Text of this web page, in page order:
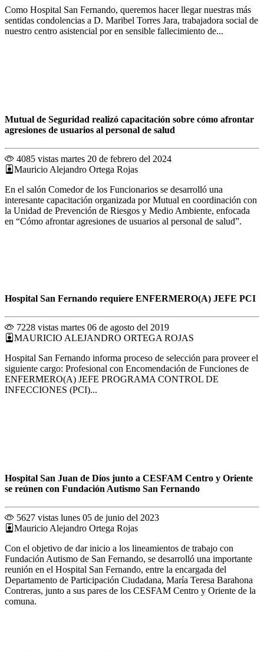
Como Hospital San Fernando, queremos hacer llegar nuestras más
sentidas condolencias a D. Maribel Torres Jara, trabajadora social de
nuestro centro asistencial por en sensible fallecimiento de...
Mutual de Seguridad realizó capacitación sobre cómo afrontar
agresiones de usuarios al personal de salud
4085 vistas martes 20 de febrero del 2024
Mauricio Alejandro Ortega Rojas
En el salón Comedor de los Funcionarios se desarrolló una
interesante capacitación organizada por Mutual en coordinación con
la Unidad de Prevención de Riesgos y Medio Ambiente, enfocada
en “Cómo afrontar agresiones de usuarios al personal de salud”.
Hospital San Fernando requiere ENFERMERO(A) JEFE PCI
7228 vistas martes 06 de agosto del 2019
MAURICIO ALEJANDRO ORTEGA ROJAS
Hospital San Fernando informa proceso de selección para proveer el
siguiente cargo: Profesional con Encomendación de Funciones de
ENFERMERO(A) JEFE PROGRAMA CONTROL DE
INFECCIONES (PCI)...
Hospital San Juan de Dios junto a CESFAM Centro y Oriente
se reúnen con Fundación Autismo San Fernando
5627 vistas lunes 05 de junio del 2023
Mauricio Alejandro Ortega Rojas
Con el objetivo de dar inicio a los lineamientos de trabajo con
Fundación Autismo de San Fernando, se desarrolló una importante
reunión en el Hospital San Fernando, entre la encargada del
Departamento de Participación Ciudadana, María Teresa Barahona
Contreras, junto a sus pares de los CESFAM Centro y Oriente de la
comuna.